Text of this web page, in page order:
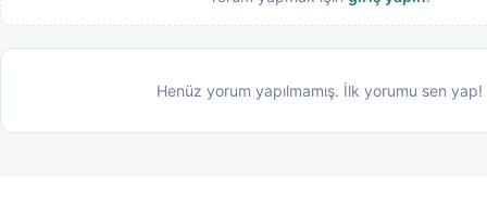
Henüz yorum yapılmamış. İlk yorumu sen yap!